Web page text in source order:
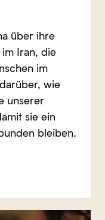
über ihre
Iran, die
im
wie
unserer
sie ein
bleiben.